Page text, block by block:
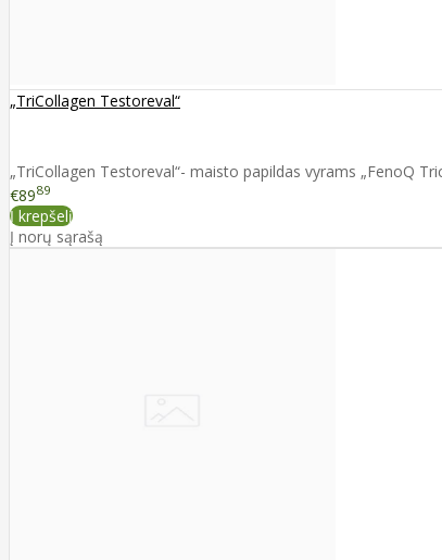
„TriCollagen Testoreval“
„TriCollagen Testoreval“- maisto papildas vyrams „FenoQ
€8989
Į krepšelį
Į norų sąrašą